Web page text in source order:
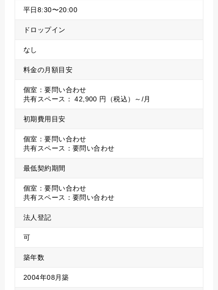
平日8:30〜20:00
ドロップイン
なし
料金の月額目安
個室：要問い合わせ
共有スペース： 42,900 円（税込）～/月
初期費用目安
個室：要問い合わせ
共有スペース：要問い合わせ
最低契約期間
個室：要問い合わせ
共有スペース：要問い合わせ
法人登記
可
築年数
2004年08月築